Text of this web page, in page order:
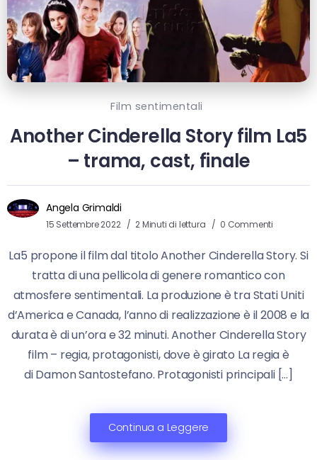
Film sentimentali
Another Cinderella Story film La5
– trama, cast, finale
Angela Grimaldi
15 Settembre 2022 2 Minuti di lettura 0 Commenti
La5 propone il film dal titolo Another Cinderella Story. Si
tratta di una pellicola di genere romantico con
atmosfere sentimentali. La produzione è tra Stati Uniti
d’America e Canada, l’anno di realizzazione è il 2008 e la
durata è di un’ora e 32 minuti. Another Cinderella Story
film – regia, protagonisti, dove è girato La regia è
di Damon Santostefano. Protagonisti principali […]
Continua a Leggere